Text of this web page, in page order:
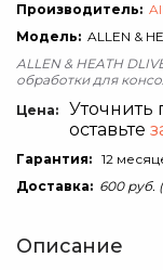
Производитель:
Модель: ALLEN &
ALLEN & HEATH
обработки для
Цена:
Уточнить
оставьте
Гарантия: 12
Доставка: 600 руб.
Описание